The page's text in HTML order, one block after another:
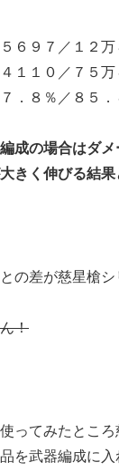
７／１２万
１０／７５万
８％／８５．
成の場合はダ
きく伸びる結果
の差が慈星槍
！
ってみたとこ
を武器編成に入